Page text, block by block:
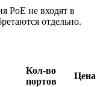
PoE не входят в
отдельно.
Кол-во
портов
Цена